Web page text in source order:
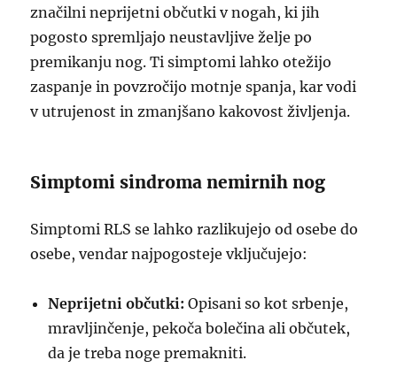
značilni neprijetni občutki v nogah, ki jih
pogosto spremljajo neustavljive želje po
premikanju nog. Ti simptomi lahko otežijo
zaspanje in povzročijo motnje spanja, kar vodi
v utrujenost in zmanjšano kakovost življenja.
Simptomi sindroma nemirnih nog
Simptomi RLS se lahko razlikujejo od osebe do
osebe, vendar najpogosteje vključujejo:
Neprijetni občutki: Opisani so kot srbenje,
mravljinčenje, pekoča bolečina ali občutek,
da je treba noge premakniti.